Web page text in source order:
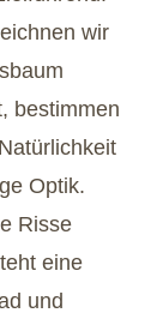
wir
bestimmen
Optik.
Risse
eine
und